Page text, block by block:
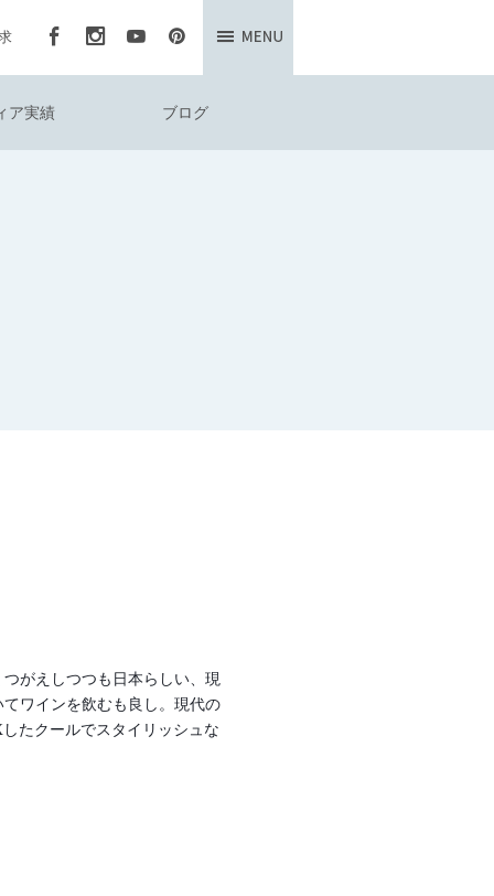
ア実績 ブログ
がえしつつも日本らしい、現
ワインを飲むも良し。現代の
たクールでスタイリッシュな